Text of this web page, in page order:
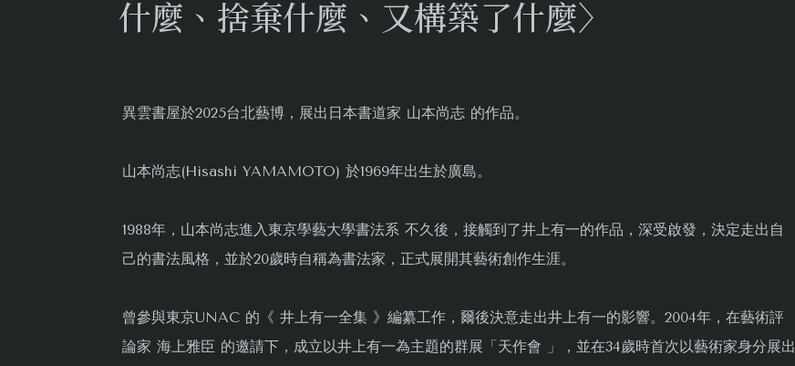
什麼、捨棄什麼、又構築了什麼〉
異雲書屋於2025台北藝博，展出日本書道家 山本尚志 的作品。
山本尚志(Hisashi YAMAMOTO) 於1969年出生於廣島。
1988年，山本尚志進入東京學藝大學書法系 不久後，接觸到了井上有一的作品，深受啟發，決定走出自
己的書法風格，並於20歲時自稱為書法家，正式展開其藝術創作生涯。
曾參與東京UNAC 的《 井上有一全集 》編纂工作，爾後決意走出井上有一的影響。2004年，在藝術評
論家 海上雅臣 的邀請下，成立以井上有一為主題的群展「天作會 」，並在34歲時首次以藝術家身分展出